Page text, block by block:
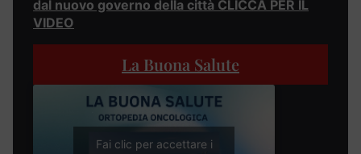
dal nuovo governo della città CLICCA PER IL
VIDEO
La Buona Salute
Fai clic per accettare i